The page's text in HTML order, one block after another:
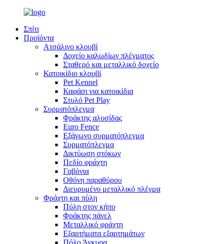
Σπίτι
Προϊόντα
Ατσάλινο κλουβί
Δοχείο καλωδίων πλέγματος
Σταθερό και μεταλλικό δοχείο
Κατοικίδιο κλουβί
Pet Kennel
Καφάσι για κατοικίδια
Στυλό Pet Play
Συρματόπλεγμα
Φράκτης αλυσίδας
Euro Fence
Εξάγωνο συρματόπλεγμα
Συρματόπλεγμα
Δικτύωση στόκων
Πεδίο φράχτη
Γαβόνια
Οθόνη παραθύρου
Διευρυμένο μεταλλικό πλέγμα
Φράχτη και πύλη
Πύλη στον κήπο
Φράκτης πάνελ
Μεταλλικό φράχτη
Εξαρτήματα εξαρτημάτων
Πόλο Άγκυρα